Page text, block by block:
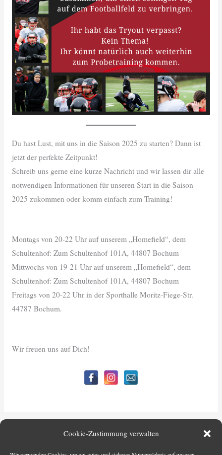
Cookie-Zustimmung verwalten
Du hast Lust, mit uns in die Saison 2025 zu starten? Dann ist
jetzt der perfekte Zeitpunkt!
Schreib uns gerne eine kurze Nachricht und wir lassen dir alle
notwendigen Informationen für unseren Start in die Saison
2025 zukommen oder komm einfach zum Training!
Montags von 20-22 Uhr auf unserem „Homefield“, dem
Schultenhof: Zum Schultenhof 101A, 44807 Bochum
Mittwochs von 19-21 Uhr auf unserem „Homefield“, dem
Schultenhof: Zum Schultenhof 101A, 44807 Bochum
Freitags von 20-22 Uhr in der Sporthalle Moritz-Fiege-Str.
44787 Bochum.
Wir freuen uns auf Dich!
Vorheriger Beitrag Nächster Beitrag→